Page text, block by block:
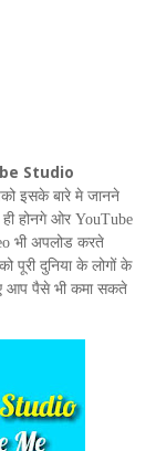
Studio
इसके बारे मे जानने
होनगे ओर YouTube
भी अपलोड करते
को पूरी दुनिया के लोगों के
आप पैसे भी कमा सकते